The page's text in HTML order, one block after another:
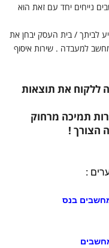
נייחים יחד עם זאת הוא
לביתך / בית העסק יבחן את
למעבדה . שירות איסוף
ללקוח את תוצאות
תמיכה מרחוק
הצורך !
:
בנס